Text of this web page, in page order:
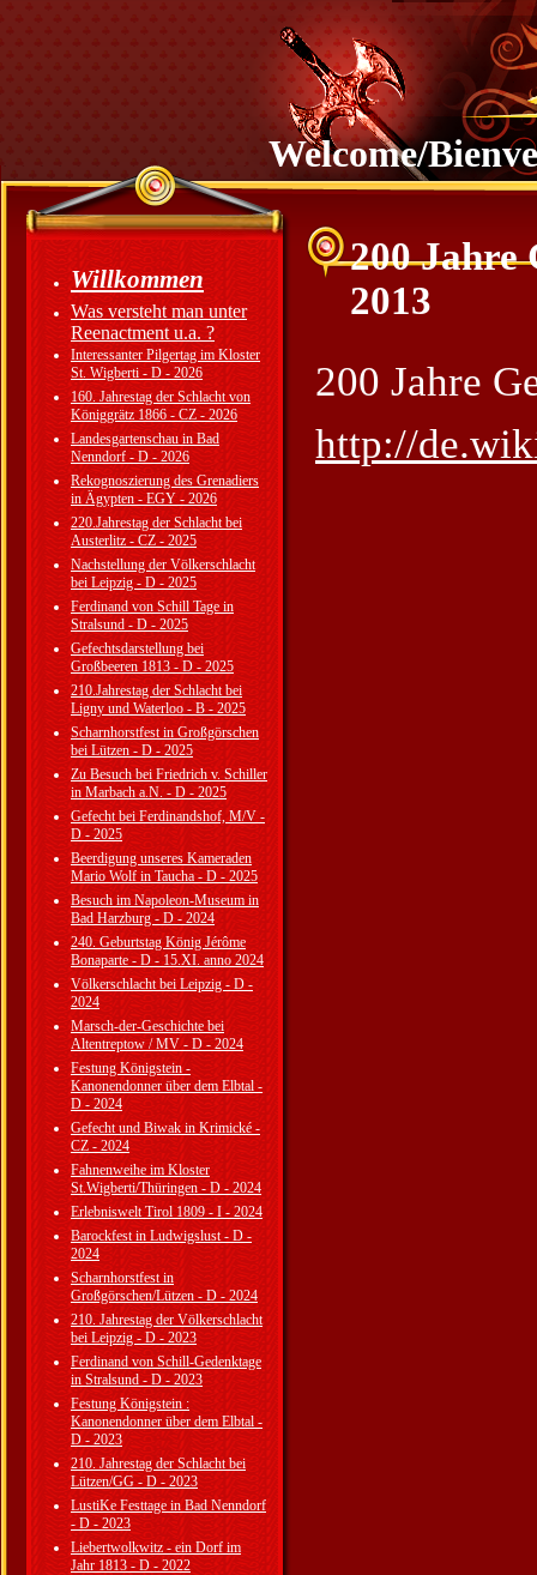
Welcome/
Willkommen
Was versteht man unter
Reenactment u.a. ?
Interessanter Pilgertag im Kloster
St. Wigberti - D - 2026
160. Jahrestag der Schlacht von
Königgrätz 1866 - CZ - 2026
Landesgartenschau in Bad
Nenndorf - D - 2026
Rekognoszierung des Grenadiers
in Ägypten - EGY - 2026
220.Jahrestag der Schlacht bei
Austerlitz - CZ - 2025
Nachstellung der Völkerschlacht
bei Leipzig - D - 2025
Ferdinand von Schill Tage in
Stralsund - D - 2025
Gefechtsdarstellung bei
Großbeeren 1813 - D - 2025
210.Jahrestag der Schlacht bei
Ligny und Waterloo - B - 2025
Scharnhorstfest in Großgörschen
bei Lützen - D - 2025
Zu Besuch bei Friedrich v. Schiller
in Marbach a.N. - D - 2025
Gefecht bei Ferdinandshof, M/V -
D - 2025
Beerdigung unseres Kameraden
Mario Wolf in Taucha - D - 2025
Besuch im Napoleon-Museum in
Bad Harzburg - D - 2024
240. Geburtstag König Jérôme
Bonaparte - D - 15.XI. anno 2024
Völkerschlacht bei Leipzig - D -
2024
Marsch-der-Geschichte bei
Altentreptow / MV - D - 2024
Festung Königstein -
Kanonendonner über dem Elbtal -
D - 2024
Gefecht und Biwak in Krimické -
CZ - 2024
Fahnenweihe im Kloster
St.Wigberti/Thüringen - D - 2024
Erlebniswelt Tirol 1809 - I - 2024
Barockfest in Ludwigslust - D -
2024
Scharnhorstfest in
Großgörschen/Lützen - D - 2024
210. Jahrestag der Völkerschlacht
bei Leipzig - D - 2023
Ferdinand von Schill-Gedenktage
in Stralsund - D - 2023
Festung Königstein :
Kanonendonner über dem Elbtal -
D - 2023
210. Jahrestag der Schlacht bei
Lützen/GG - D - 2023
LustiKe Festtage in Bad Nenndorf
- D - 2023
Liebertwolkwitz - ein Dorf im
Jahr 1813 - D - 2022
200 Jahre
2013
200 Jahre
http://